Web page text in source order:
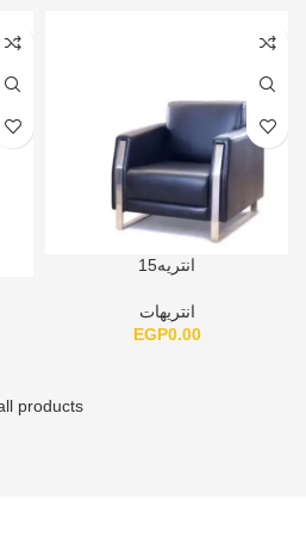
انتريه15
انتريهات
EGP0.00
products